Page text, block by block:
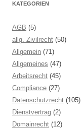
KATEGORIEN
AGB (5)
allg. Zivilrecht (50)
Allgemein (71)
Allgemeines (47)
Arbeitsrecht (45)
Compliance (27)
Datenschutzrecht (105)
Dienstvertrag (2)
Domainrecht (12)